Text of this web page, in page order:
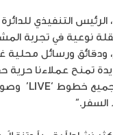
التنفيذي
نقلة نوعية في تجربة
ورسائل محلية
تمنح عملاءنا
جميع خطوط ‘LIVE’
.”